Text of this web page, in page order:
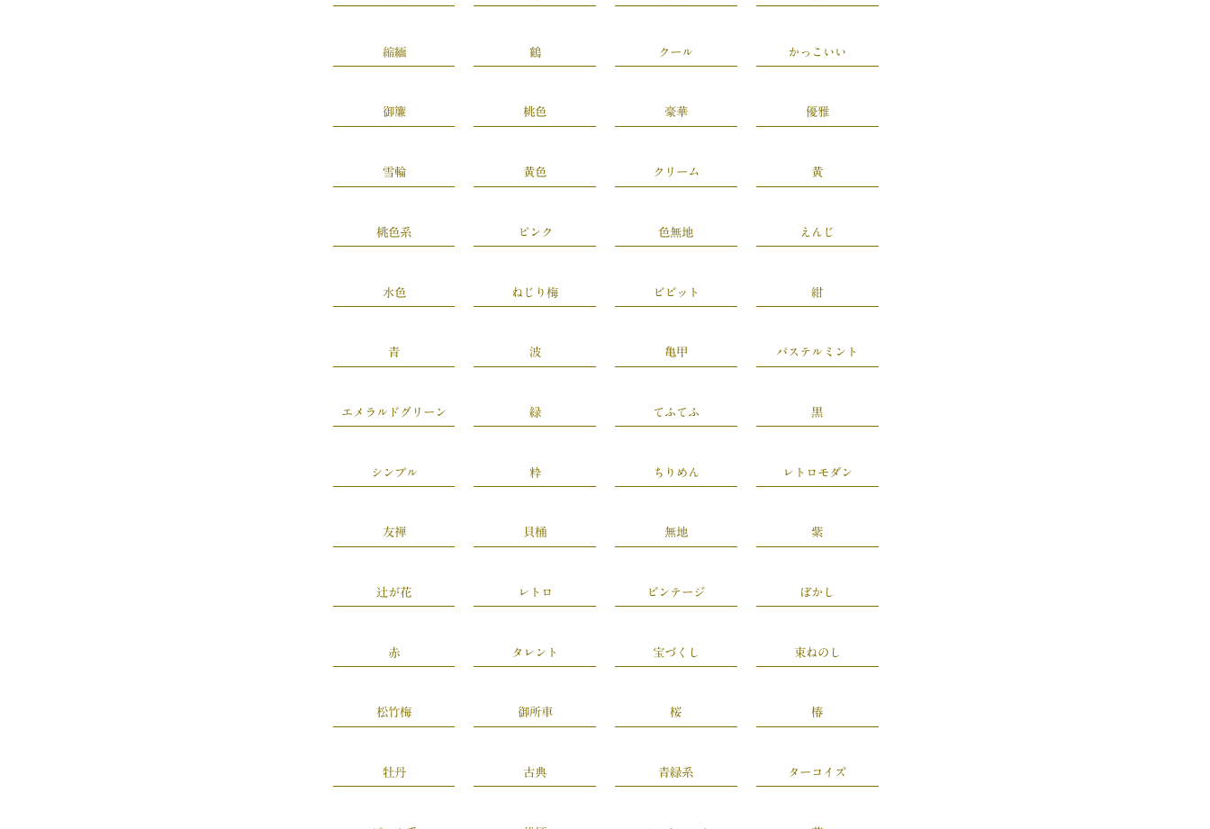
縮緬 鶴 クール かっこいい
御簾 桃色 豪華 優雅
雪輪 黄色 クリーム 黄
桃色系 ピンク 色無地 えんじ
水色 ねじり梅 ビビット 紺
青 波 亀甲 パステルミント
エメラルドグリーン 緑 てふてふ 黒
シンプル 粋 ちりめん レトロモダン
友禅 貝桶 無地 紫
辻が花 レトロ ビンテージ ぼかし
赤 タレント 宝づくし 束ねのし
松竹梅 御所車 桜 椿
牡丹 古典 青緑系 ターコイズ